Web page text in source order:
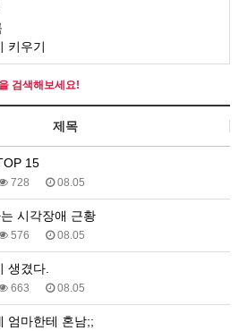
키우기
검색해보세요!
제목
15
728 08.05
시각장애 근황
576 08.05
생겼다.
663 08.05
엄마한테 혼남;;